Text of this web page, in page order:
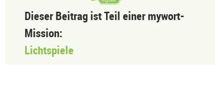
Dieser Beitrag ist Teil einer mywort-
Mission:
Lichtspiele